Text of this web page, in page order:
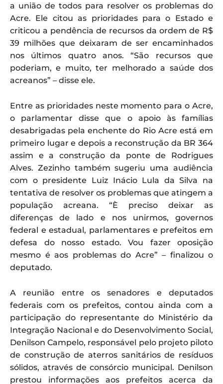
a união de todos para resolver os problemas do
Acre. Ele citou as prioridades para o Estado e
criticou a pendência de recursos da ordem de R$
39 milhões que deixaram de ser encaminhados
nos últimos quatro anos. “São recursos que
poderiam, e muito, ter melhorado a saúde dos
acreanos” – disse ele.
Entre as prioridades neste momento para o Acre,
o parlamentar disse que o apoio às famílias
desabrigadas pela enchente do Rio Acre está em
primeiro lugar e depois a reconstrução da BR 364
assim e a construção da ponte de Rodrigues
Alves. Zezinho também sugeriu uma audiência
com o presidente Luiz Inácio Lula da Silva na
tentativa de resolver os problemas que atingem a
população acreana. “È preciso deixar as
diferenças de lado e nos unirmos, governos
federal e estadual, parlamentares e prefeitos em
defesa do nosso estado. Vou fazer oposição
mesmo é aos problemas do Acre” – finalizou o
deputado.
A reunião entre os senadores e deputados
federais com os prefeitos, contou ainda com a
participação do representante do Ministério da
Integração Nacional e do Desenvolvimento Social,
Denilson Campelo, responsável pelo projeto piloto
de construção de aterros sanitários de resíduos
sólidos, através de consórcio municipal. Denilson
prestou informações aos prefeitos acerca da